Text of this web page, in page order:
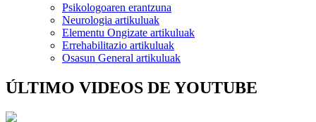
Psikologoaren erantzuna
Neurologia artikuluak
Elementu Ongizate artikuluak
Errehabilitazio artikuluak
Osasun General artikuluak
ÚLTIMO VIDEOS DE YOUTUBE